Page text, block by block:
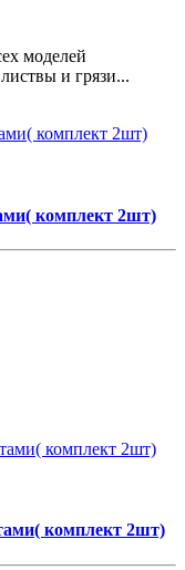
моделей
и грязи...
комплект 2шт)
комплект 2шт)